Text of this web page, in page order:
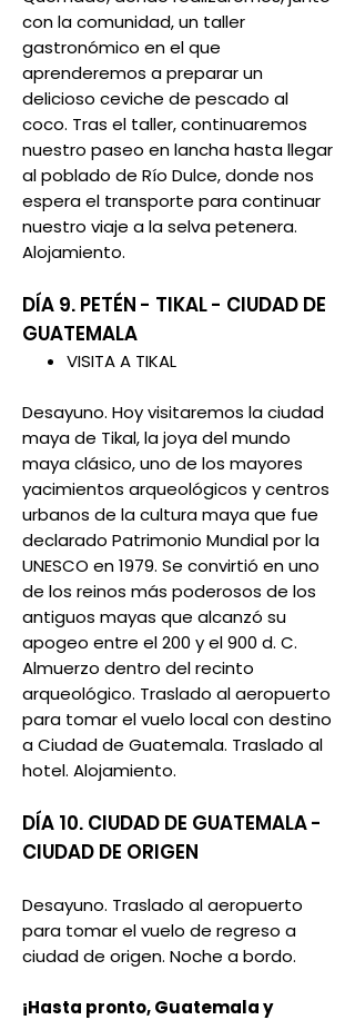
con la comunidad, un taller
gastronómico en el que
aprenderemos a preparar un
delicioso ceviche de pescado al
coco. Tras el taller, continuaremos
nuestro paseo en lancha hasta llegar
al poblado de Río Dulce, donde nos
espera el transporte para continuar
nuestro viaje a la selva petenera.
Alojamiento.
DÍA 9. PETÉN - TIKAL - CIUDAD DE
GUATEMALA
VISITA A TIKAL
Desayuno. Hoy visitaremos la ciudad
maya de Tikal, la joya del mundo
maya clásico, uno de los mayores
yacimientos arqueológicos y centros
urbanos de la cultura maya que fue
declarado Patrimonio Mundial por la
UNESCO en 1979. Se convirtió en uno
de los reinos más poderosos de los
antiguos mayas que alcanzó su
apogeo entre el 200 y el 900 d. C.
Almuerzo dentro del recinto
arqueológico. Traslado al aeropuerto
para tomar el vuelo local con destino
a Ciudad de Guatemala. Traslado al
hotel. Alojamiento.
DÍA 10. CIUDAD DE GUATEMALA -
CIUDAD DE ORIGEN
Desayuno. Traslado al aeropuerto
para tomar el vuelo de regreso a
ciudad de origen. Noche a bordo.
¡Hasta pronto, Guatemala y